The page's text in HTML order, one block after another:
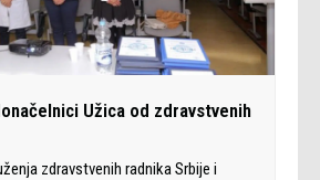
Užica od zdravstvenih
zdravstvenih radnika Srbije i